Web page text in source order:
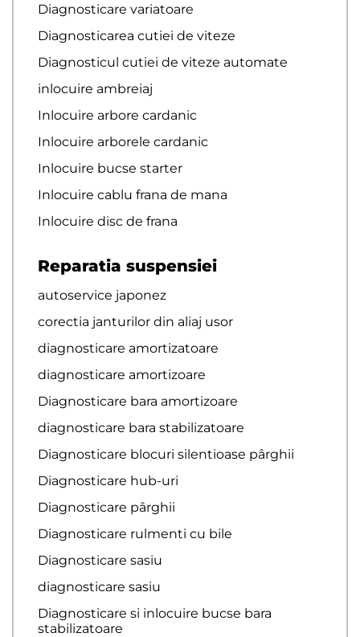
Diagnosticare variatoare
Diagnosticarea cutiei de viteze
Diagnosticul cutiei de viteze automate
inlocuire ambreiaj
Inlocuire arbore cardanic
Inlocuire arborele cardanic
Inlocuire bucse starter
Inlocuire cablu frana de mana
Inlocuire disc de frana
Reparatia suspensiei
autoservice japonez
corectia janturilor din aliaj usor
diagnosticare amortizatoare
diagnosticare amortizoare
Diagnosticare bara amortizoare
diagnosticare bara stabilizatoare
Diagnosticare blocuri silentioase pârghii
Diagnosticare hub-uri
Diagnosticare pârghii
Diagnosticare rulmenti cu bile
Diagnosticare sasiu
diagnosticare sasiu
Diagnosticare si inlocuire bucse bara
stabilizatoare